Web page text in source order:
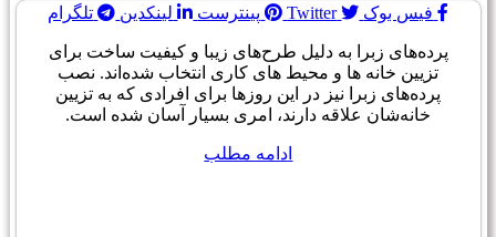
فیس بوک Twitter پینترست لینکدین تلگرام
پرده‌های زبرا به دلیل طرح‌های زیبا و کیفیت ساخت برای
تزیین خانه ها و محیط های کاری انتخاب شده‌اند. نصب
پرده‌های زبرا نیز در این روزها برای افرادی که به تزیین
خانه‌شان علاقه دارند، امری بسیار آسان شده است.
ادامه مطلب